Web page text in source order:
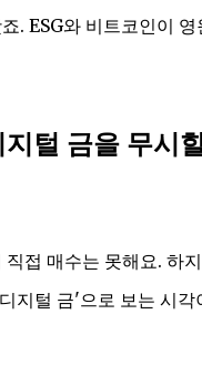
. ESG와 비트코인이
털 금을 무시
접 매수는 못해요. 하
지털 금'으로 보는 시